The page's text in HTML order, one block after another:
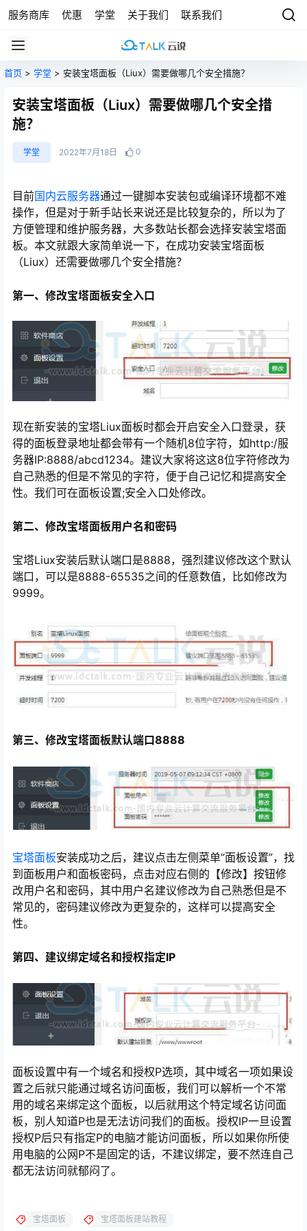
服务商库 优惠 学堂 关于我们 联系我们
首页 > 学堂 > 安装宝塔面板（Liux）需要做哪几个安全措施？
安装宝塔面板（Liux）需要做哪几个安全措
施？
学堂 2022年7月18日 0
目前国内云服务器通过一键脚本安装包或编译环境都不难
操作，但是对于新手站长来说还是比较复杂的，所以为了
方便管理和维护服务器，大多数站长都会选择安装宝塔面
板。本文就跟大家简单说一下，在成功安装宝塔面板
（Liux）还需要做哪几个安全措施？
第一、修改宝塔面板安全入口
现在新安装的宝塔Liux面板时都会开启安全入口登录，获
得的面板登录地址都会带有一个随机8位字符，如http:/服
务器IP:8888/abcd1234。建议大家将这这8位字符修改为
自己熟悉的但是不常见的字符，便于自己记忆和提高安全
性。我们可在面板设置;安全入口处修改。
第二、修改宝塔面板用户名和密码
宝塔Liux安装后默认端口是8888，强烈建议修改这个默认
端口，可以是8888-65535之间的任意数值，比如修改为
9999。
第三、修改宝塔面板默认端口8888
宝塔面板安装成功之后，建议点击左侧菜单“面板设置”，找
到面板用户和面板密码，点击对应右侧的【修改】按钮修
改用户名和密码，其中用户名建议修改为自己熟悉但是不
常见的，密码建议修改为更复杂的，这样可以提高安全
性。
第四、建议绑定域名和授权指定IP
面板设置中有一个域名和授权P选项，其中域名一项如果设
置之后就只能通过域名访问面板，我们可以解析一个不常
用的域名来绑定这个面板，以后就用这个特定域名访问面
板，别人知道P也是无法访问我们的面板。授权IP一旦设置
授权P后只有指定P的电脑才能访问面板，所以如果你所使
用电脑的公网P不是固定的话，不建议绑定，要不然连自己
都无法访问就郁闷了。
宝塔面板 宝塔面板建站教程